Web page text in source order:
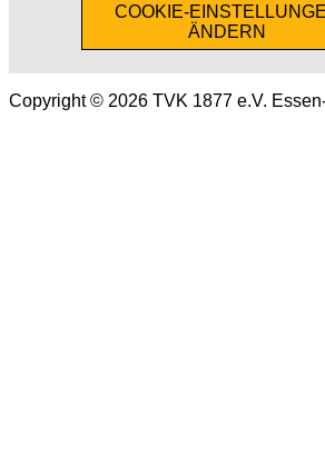
COOKIE-
ÄNDERN
Copyright © 2026 TVK 1877 e.V.